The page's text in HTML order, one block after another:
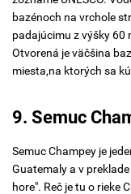
bazénoch na vrchole
padajúcimu z výšky 60
Otvorená je väčšina
miesta,na ktorých sa
9. Semuc
Semuc Champey je
Guatemaly a v
hore". Reč je tu o rieke